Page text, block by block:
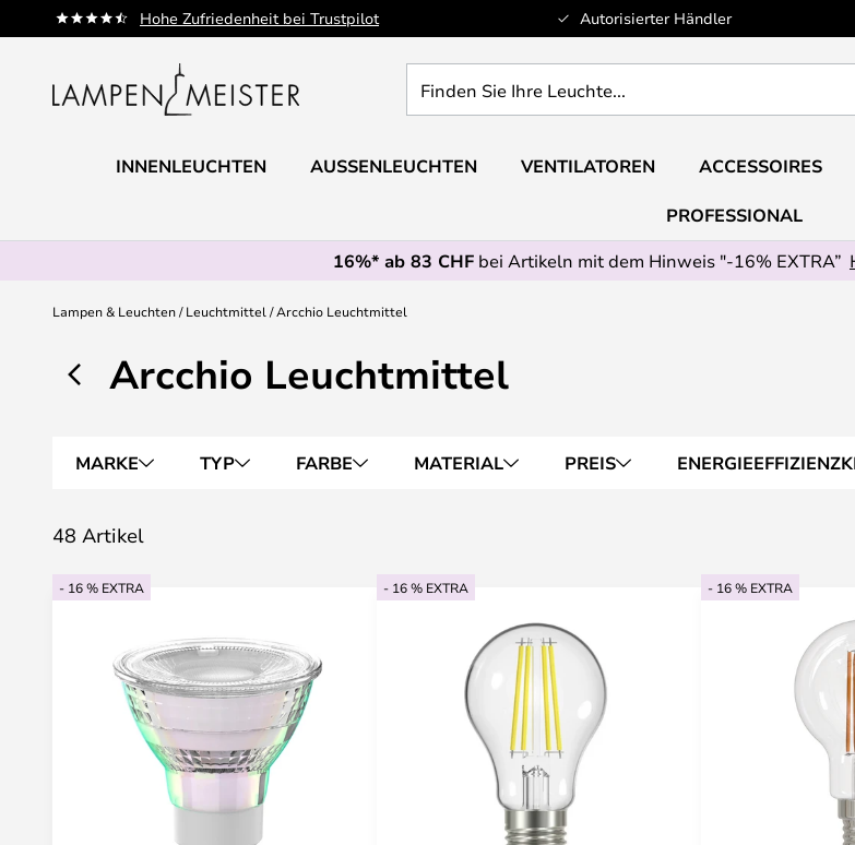
Hohe Zufriedenheit bei Trustpilot Autorisierter Händler
Zum
Inhalt
Sie
Leuchte...
INNENLEUCHTEN AUSSENLEUCHTEN VENTILATOREN ACCESSOIRES
PROFESSIONAL
16%* ab 83 CHF bei Artikeln mit dem Hinweis "-16% EXTRA”
Lampen & Leuchten Leuchtmittel Arcchio Leuchtmittel
Arcchio Leuchtmittel
MARKE TYP FARBE MATERIAL PREIS
48 Artikel
- 16 % EXTRA - 16 % EXTRA - 16 % EXTRA